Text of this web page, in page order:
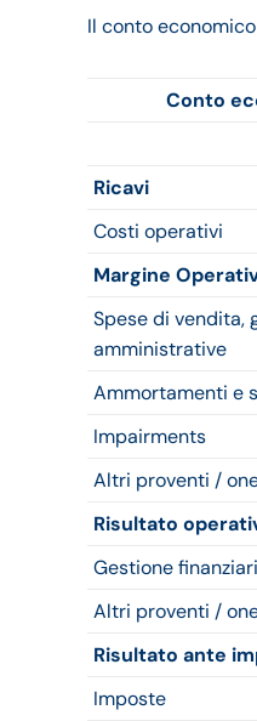
Il conto
Conto
Ricavi
Costi operativi
Margine
Spese di vendita,
amministrative
Ammortamenti e
Impairments
Altri proventi /
Risultato
Gestione
Altri proventi /
Risultato ante
Imposte